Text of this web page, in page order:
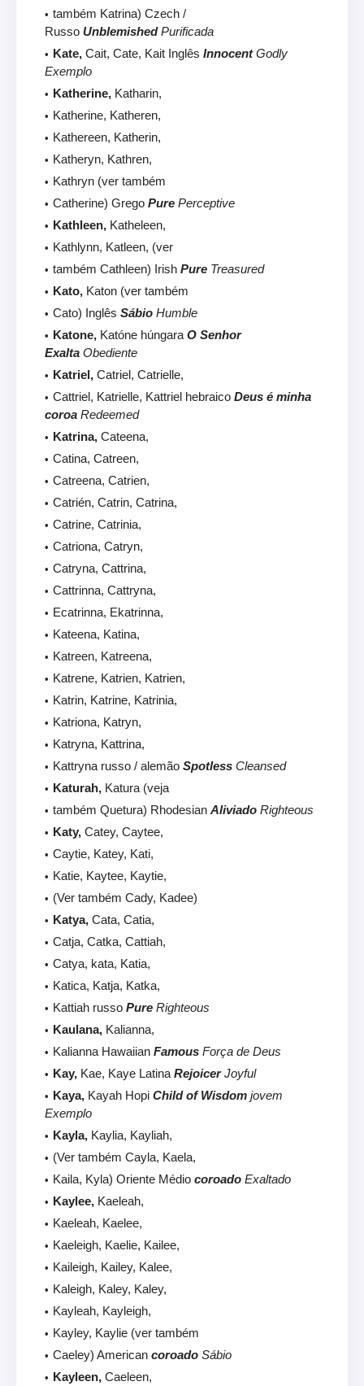
também Katrina) Czech /
Russo UnblemishedPurificada
Kate, Cait, Cate, Kait Inglês InnocentGodly
Exemplo
Katherine, Katharin,
Katherine, Katheren,
Kathereen, Katherin,
Katheryn, Kathren,
Kathryn (ver também
Catherine) Grego Pure Perceptive
Kathleen, Katheleen,
Kathlynn, Katleen, (ver
também Cathleen) Irish Pure Treasured
Kato, Katon (ver também
Cato) Inglês Sábio Humble
Katone, Katóne húngara O Senhor
Exalta Obediente
Katriel, Catriel, Catrielle,
Cattriel, Katrielle, Kattriel hebraico Deus é minha
coroa Redeemed
Katrina, Cateena,
Catina, Catreen,
Catreena, Catrien,
Catrién, Catrin, Catrina,
Catrine, Catrinia,
Catriona, Catryn,
Catryna, Cattrina,
Cattrinna, Cattryna,
Ecatrinna, Ekatrinna,
Kateena, Katina,
Katreen, Katreena,
Katrene, Katrien, Katrien,
Katrin, Katrine, Katrinia,
Katriona, Katryn,
Katryna, Kattrina,
Kattryna russo / alemão Spotless Cleansed
Katurah, Katura (veja
também Quetura) Rhodesian Aliviado Righteous
Katy, Catey, Caytee,
Caytie, Katey, Kati,
Katie, Kaytee, Kaytie,
(Ver também Cady, Kadee)
Katya, Cata, Catia,
Catja, Catka, Cattiah,
Catya, kata, Katia,
Katica, Katja, Katka,
Kattiah russo Pure Righteous
Kaulana, Kalianna,
Kalianna Hawaiian Famous Força de Deus
Kay, Kae, Kaye Latina RejoicerJoyful
Kaya, Kayah Hopi Child of Wisdom jovem
Exemplo
Kayla, Kaylia, Kayliah,
(Ver também Cayla, Kaela,
Kaila, Kyla) Oriente Médio coroado Exaltado
Kaylee, Kaeleah,
Kaeleah, Kaelee,
Kaeleigh, Kaelie, Kailee,
Kaileigh, Kailey, Kalee,
Kaleigh, Kaley, Kaley,
Kayleah, Kayleigh,
Kayley, Kaylie (ver também
Caeley) American coroado Sábio
Kayleen, Caeleen,